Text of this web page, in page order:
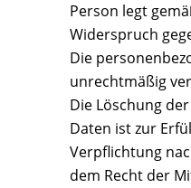
Person legt
Widerspruch
Die
unrechtmäßig
Die Löschung
Daten ist zur
Verpflichtung
dem Recht der